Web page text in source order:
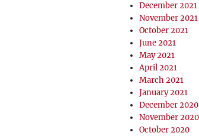
December 2021
November 2021
October 2021
June 2021
May 2021
April 2021
March 2021
January 2021
December 2020
November 2020
October 2020